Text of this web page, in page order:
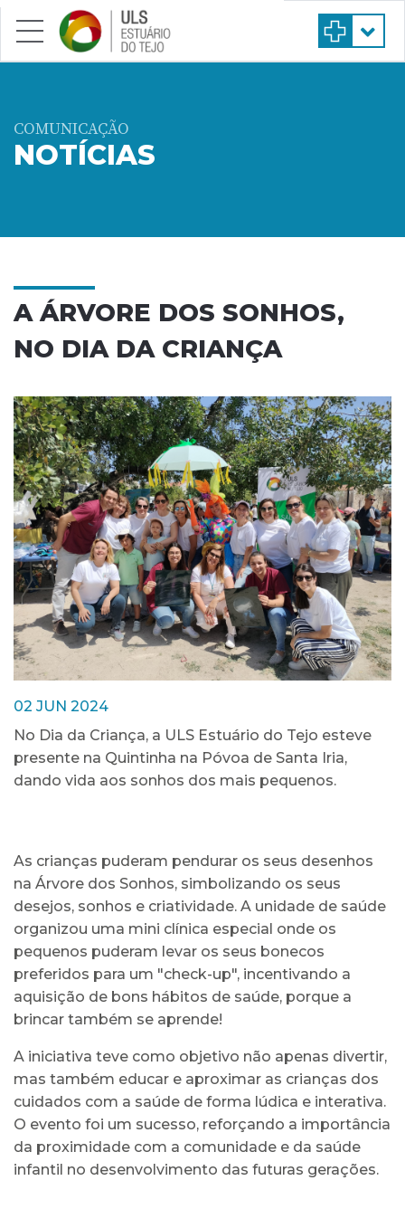
Saltar para conteúdo principal
COMUNICAÇÃO
NOTÍCIAS
A ÁRVORE DOS SONHOS,
NO DIA DA CRIANÇA
02 JUN 2024
No Dia da Criança, a ULS Estuário do Tejo esteve
presente na Quintinha na Póvoa de Santa Iria,
dando vida aos sonhos dos mais pequenos.
As crianças puderam pendurar os seus desenhos
na Árvore dos Sonhos, simbolizando os seus
desejos, sonhos e criatividade. A unidade de saúde
organizou uma mini clínica especial onde os
pequenos puderam levar os seus bonecos
preferidos para um "check-up", incentivando a
aquisição de bons hábitos de saúde, porque a
brincar também se aprende!
A iniciativa teve como objetivo não apenas divertir,
mas também educar e aproximar as crianças dos
cuidados com a saúde de forma lúdica e interativa.
O evento foi um sucesso, reforçando a importância
da proximidade com a comunidade e da saúde
infantil no desenvolvimento das futuras gerações.